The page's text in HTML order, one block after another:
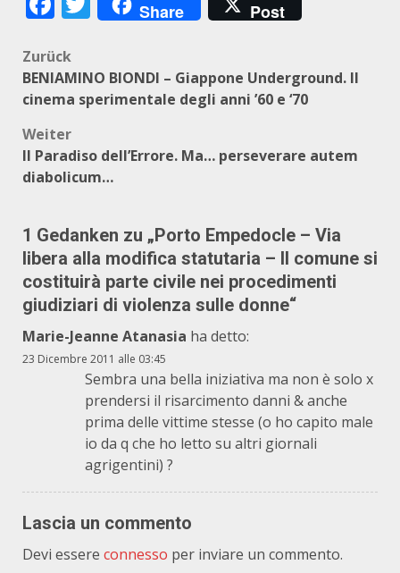
Share Post
Beitragsnavigation
Zurück
BENIAMINO BIONDI – Giappone Underground. Il
cinema sperimentale degli anni ’60 e ‘70
Weiter
Il Paradiso dell’Errore. Ma… perseverare autem
diabolicum…
1 Gedanken zu „Porto Empedocle – Via
libera alla modifica statutaria – Il comune si
costituirà parte civile nei procedimenti
giudiziari di violenza sulle donne“
Marie-Jeanne Atanasia ha detto:
23 Dicembre 2011 alle 03:45
Sembra una bella iniziativa ma non è solo x
prendersi il risarcimento danni & anche
prima delle vittime stesse (o ho capito male
io da q che ho letto su altri giornali
agrigentini) ?
Lascia un commento
Devi essere connesso per inviare un commento.